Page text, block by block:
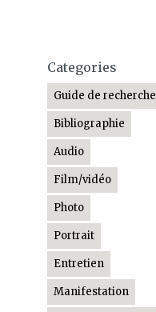
Categories
Guide de recherche
Bibliographie
Audio
Film/vidéo
Photo
Portrait
Entretien
Manifestation